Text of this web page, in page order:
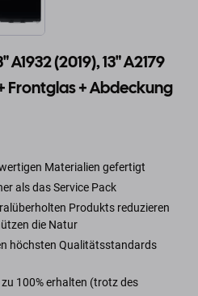
(2019), 13" A2179
Frontglas + Abdeckung
Materialien gefertigt
als das Service Pack
Produkts reduzieren
die Natur
höchsten Qualitätsstandards
100% erhalten (trotz des